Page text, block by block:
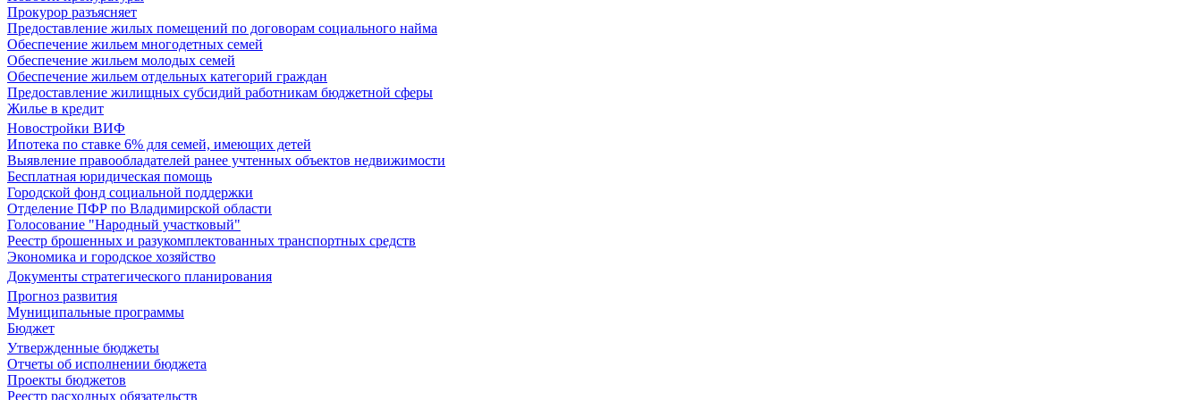
Прокурор разъясняет
Предоставление жилых помещений по договорам социального найма
Обеспечение жильем многодетных семей
Обеспечение жильем молодых семей
Обеспечение жильем отдельных категорий граждан
Предоставление жилищных субсидий работникам бюджетной сферы
Жилье в кредит
Новостройки ВИФ
Ипотека по ставке 6% для семей, имеющих детей
Выявление правообладателей ранее учтенных объектов недвижимости
Бесплатная юридическая помощь
Городской фонд социальной поддержки
Отделение ПФР по Владимирской области
Голосование "Народный участковый"
Реестр брошенных и разукомплектованных транспортных средств
Экономика и городское хозяйство
Документы стратегического планирования
Прогноз развития
Муниципальные программы
Бюджет
Утвержденные бюджеты
Отчеты об исполнении бюджета
Проекты бюджетов
Реестр расходных обязательств